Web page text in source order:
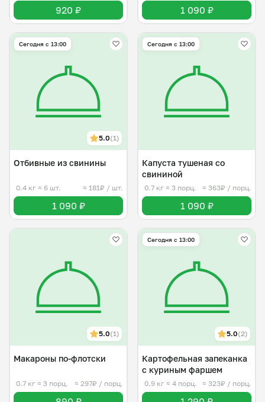
920 ₽ 1 090 ₽
Сегодня с 13:00
5.0(1)
Отбивные из свинины
0.4 кг ≈ 6 шт. ≈ 181₽ / шт.
1 090 ₽
Сегодня с 13:00
Капуста тушеная со
свининой
0.7 кг ≈ 3 порц. ≈ 363₽ / порц.
1 090 ₽
5.0(1)
Макароны по-флотски
0.7 кг ≈ 3 порц. ≈ 297₽ / порц.
Сегодня с 13:00
5.0(2)
Картофельная запеканка
с куриным фаршем
0.9 кг ≈ 4 порц. ≈ 323₽ / порц.